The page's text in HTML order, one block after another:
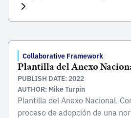
sector del entorno construido
sostenibilidad y la
con sus partes interesadas y
cumplir […]
Collaborative Framework
Plantilla del Anexo
PUBLISH DATE: 2022
AUTHOR: Mike Turpin
Plantilla del Anexo Nacional.
proceso de adopción de una